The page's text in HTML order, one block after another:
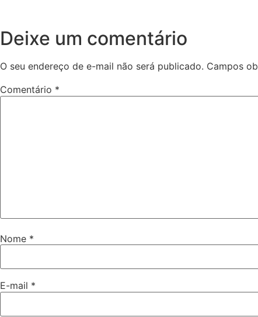
Deixe um comentário
O seu endereço de e-mail não será publicado. Campos
Comentário *
Nome *
E-mail *